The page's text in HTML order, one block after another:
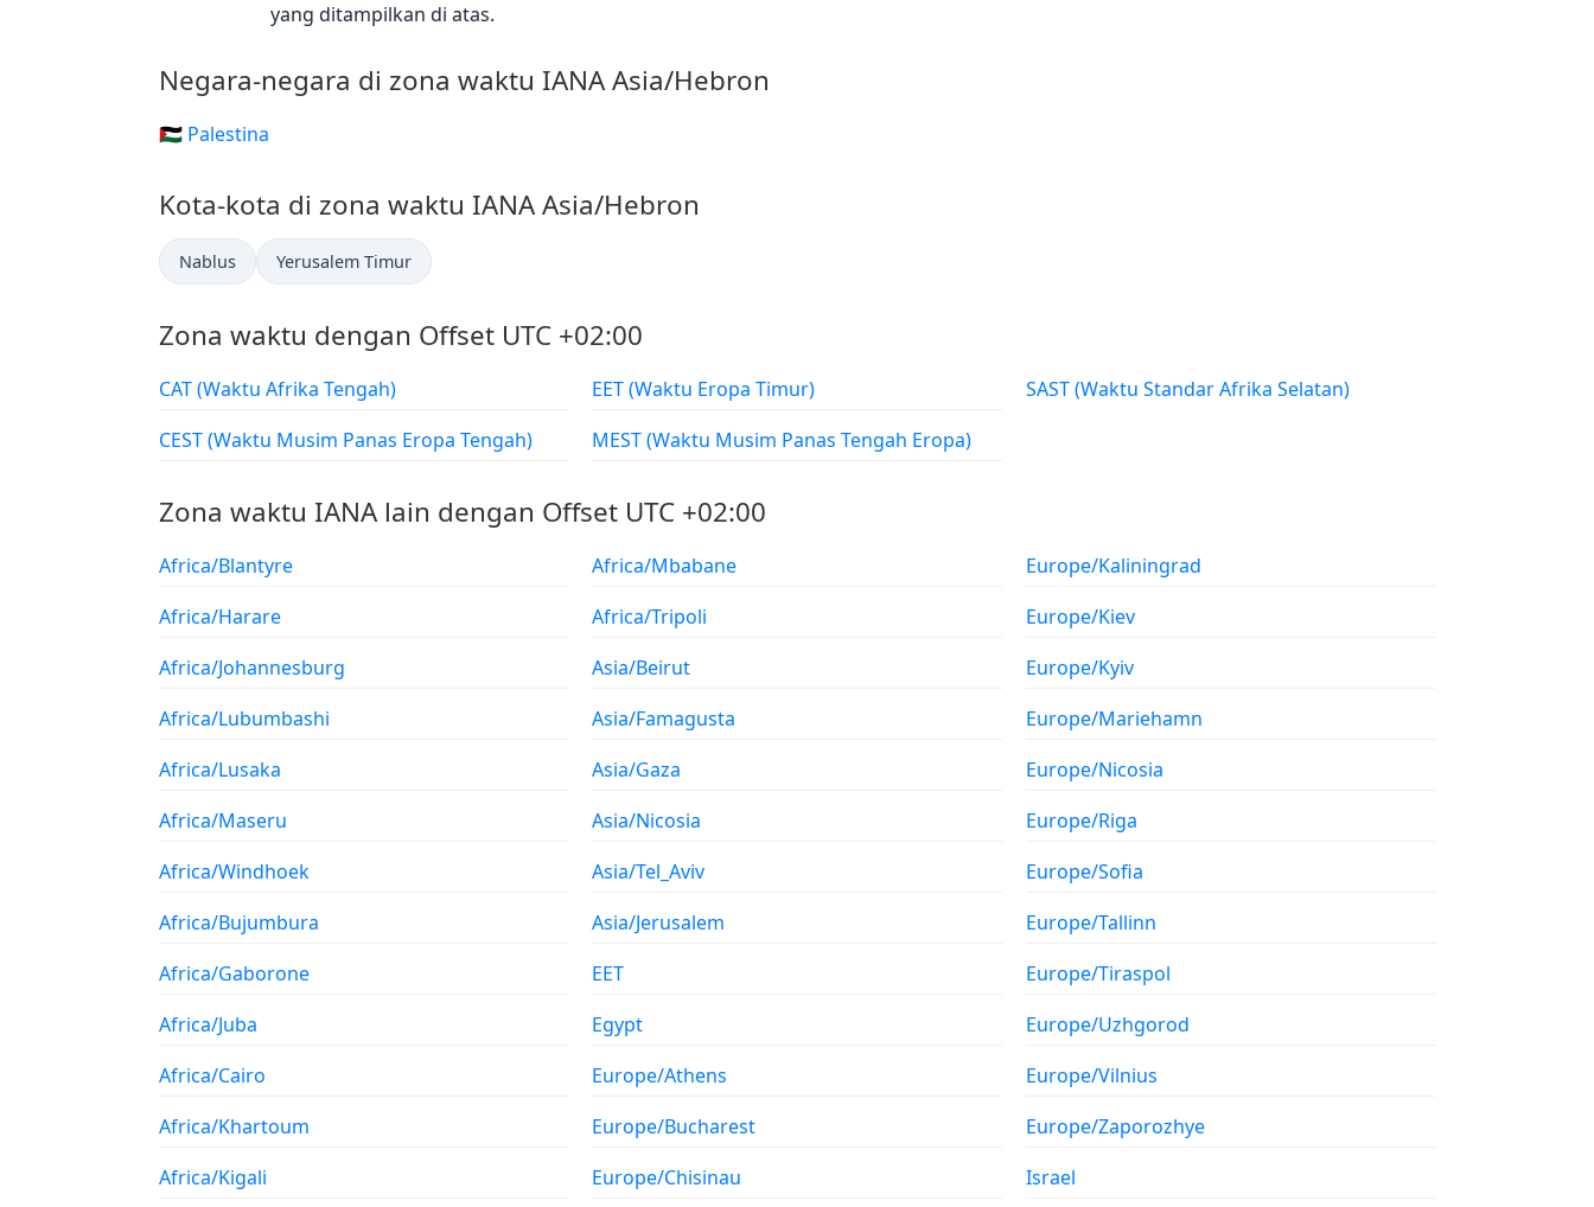
yang ditampilkan di atas.
Negara-negara di zona waktu IANA Asia/Hebron
🇵🇸 Palestina
Kota-kota di zona waktu IANA Asia/Hebron
Nablus Yerusalem Timur
Zona waktu dengan Offset UTC +02:00
CAT (Waktu Afrika Tengah)
CEST (Waktu Musim Panas Eropa Tengah)
EET (Waktu Eropa Timur)
MEST (Waktu Musim Panas Tengah Eropa)
SAST (Waktu Standar Afrika Selatan)
Zona waktu IANA lain dengan Offset UTC +02:00
Africa/Blantyre
Africa/Harare
Africa/Johannesburg
Africa/Lubumbashi
Africa/Lusaka
Africa/Maseru
Africa/Windhoek
Africa/Bujumbura
Africa/Gaborone
Africa/Juba
Africa/Cairo
Africa/Khartoum
Africa/Kigali
Africa/Mbabane
Africa/Tripoli
Asia/Beirut
Asia/Famagusta
Asia/Gaza
Asia/Nicosia
Asia/Tel_Aviv
Asia/Jerusalem
EET
Egypt
Europe/Athens
Europe/Bucharest
Europe/Chisinau
Europe/Kaliningrad
Europe/Kiev
Europe/Kyiv
Europe/Mariehamn
Europe/Nicosia
Europe/Riga
Europe/Sofia
Europe/Tallinn
Europe/Tiraspol
Europe/Uzhgorod
Europe/Vilnius
Europe/Zaporozhye
Israel